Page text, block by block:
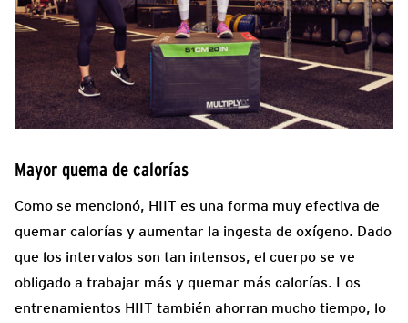
Mayor quema de calorías
Como se mencionó, HIIT es una forma muy efectiva de
quemar calorías y aumentar la ingesta de oxígeno. Dado
que los intervalos son tan intensos, el cuerpo se ve
obligado a trabajar más y quemar más calorías. Los
entrenamientos HIIT también ahorran mucho tiempo, lo